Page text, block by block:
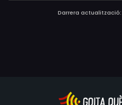
Darrera actualització: